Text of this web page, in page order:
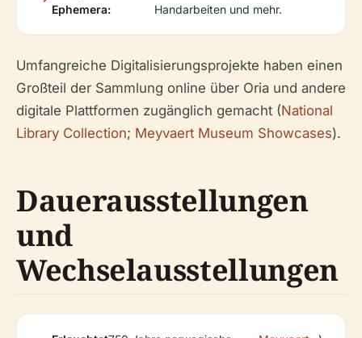
Ephemera:
Handarbeiten und mehr.
Umfangreiche Digitalisierungsprojekte haben einen
Großteil der Sammlung online über Oria und andere
digitale Plattformen zugänglich gemacht (National
Library Collection; Meyvaert Museum Showcases).
Dauerausstellungen
und
Wechselausstellungen